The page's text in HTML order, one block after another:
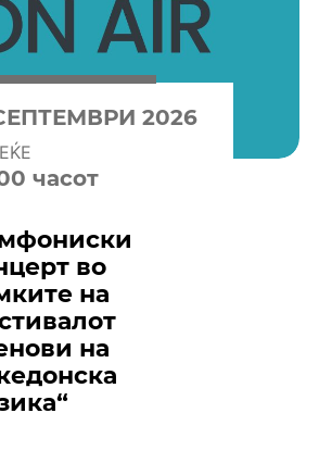
2026
часот
во
на
на